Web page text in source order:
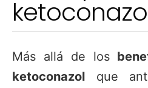
Más allá de los
ketoconazol que